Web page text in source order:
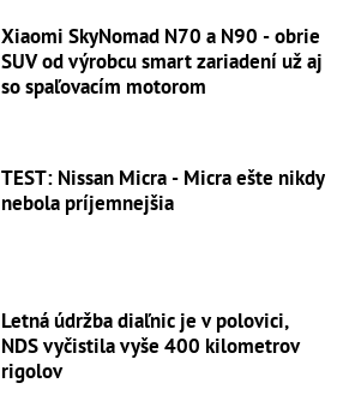
Xiaomi SkyNomad N70 a N90 - obrie
SUV od výrobcu smart zariadení už aj
so spaľovacím motorom
TEST: Nissan Micra - Micra ešte nikdy
nebola príjemnejšia
Letná údržba diaľnic je v polovici,
NDS vyčistila vyše 400 kilometrov
rigolov